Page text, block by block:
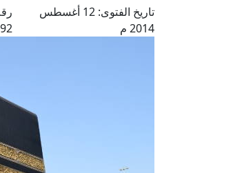
تاريخ الفتوى:
12 أغسطس
2014 م